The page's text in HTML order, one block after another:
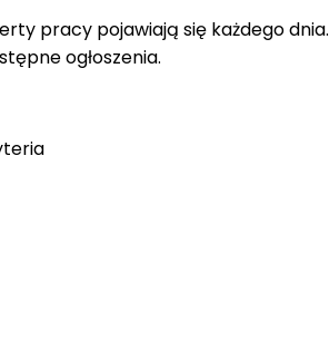
pracy pojawiają się każdego dnia.
ogłoszenia.